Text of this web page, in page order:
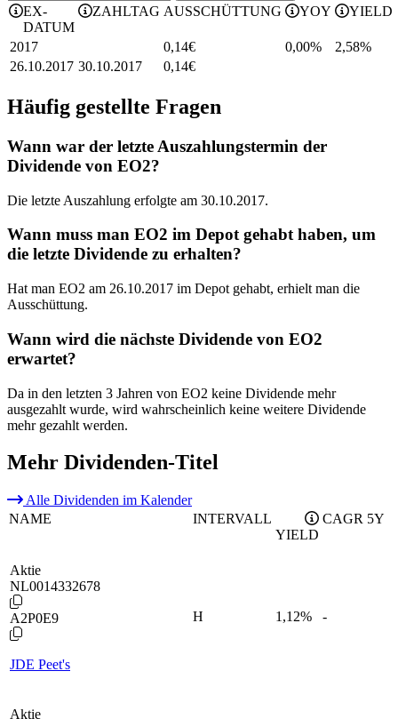
EX-
DATUM
ZAHLTAG AUSSCHÜTTUNG YOY YIELD
2017 0,14€ 0,00% 2,58%
26.10.2017 30.10.2017 0,14€
Häufig gestellte Fragen
Wann war der letzte Auszahlungstermin der
Dividende von EO2?
Die letzte Auszahlung erfolgte am 30.10.2017.
Wann muss man EO2 im Depot gehabt haben, um
die letzte Dividende zu erhalten?
Hat man EO2 am 26.10.2017 im Depot gehabt, erhielt man die
Ausschüttung.
Wann wird die nächste Dividende von EO2
erwartet?
Da in den letzten 3 Jahren von EO2 keine Dividende mehr
ausgezahlt wurde, wird wahrscheinlich keine weitere Dividende
mehr gezahlt werden.
Mehr Dividenden-Titel
Alle Dividenden im Kalender
NAME
INTERVALL
YIELD
CAGR 5Y
Aktie
NL0014332678
A2P0E9
JDE Peet's
H 1,12% -
Aktie